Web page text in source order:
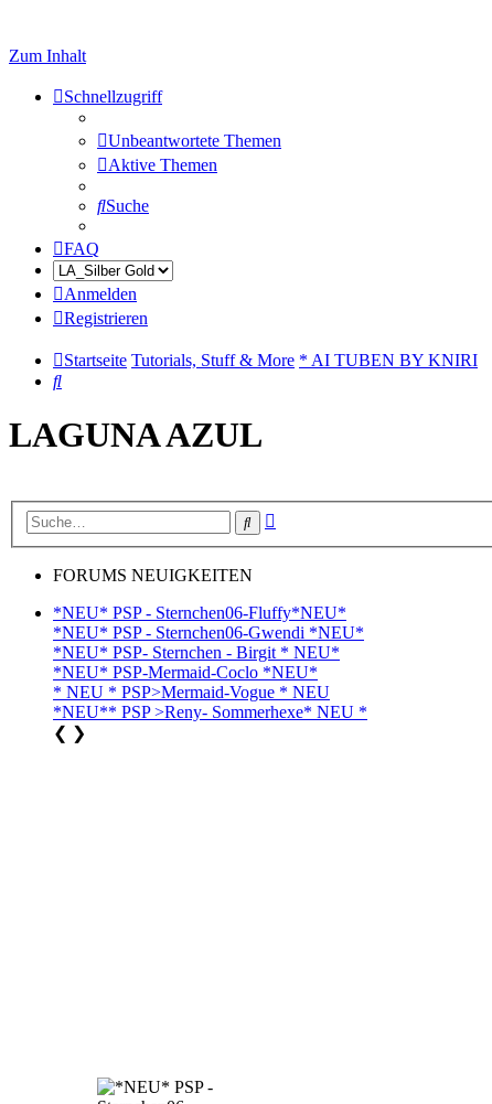
Zum Inhalt
Schnellzugriff
Unbeantwortete Themen
Aktive Themen
Suche
FAQ
Anmelden
Registrieren
Startseite Tutorials, Stuff & More * AI TUBEN BY KNIRI
Suche
LAGUNA AZUL
Suche
FORUMS NEUIGKEITEN
*NEU* PSP - Sternchen06-Fluffy*NEU*
*NEU* PSP - Sternchen06-Gwendi *NEU*
*NEU* PSP- Sternchen - Birgit * NEU*
*NEU* PSP-Mermaid-Coclo *NEU*
* NEU * PSP>Mermaid-Vogue * NEU
*NEU** PSP >Reny- Sommerhexe* NEU *
❮ ❯